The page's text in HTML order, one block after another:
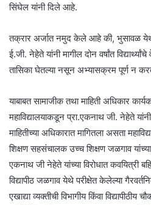
सिंघेल यांनी दिले आहे.
तक्रार अर्जात नमुद केले आहे की, भुसावळ येथील
ई.जी. नेहेते यांनी मागील दोन वर्षांत
तासिका घेतल्या नसून अभ्यासक्रम पूर्ण न
याबाबत सामाजीक तथा माहिती अधिकार
महाविद्यालयाकडून प्रा.एकनाथ जी. नेहेते
माहितीच्या अधिकारात मागितला असता
शिक्षण सहसंचालक उच्च शिक्षण जळगाव
एकनाथ जी नेहेते यांच्या विरोधात कवयित्री
विद्यापीठ जळगाव येथे परीक्षेत केलेल्या
एखाद्या व्यक्तीची विभागीय किंवा